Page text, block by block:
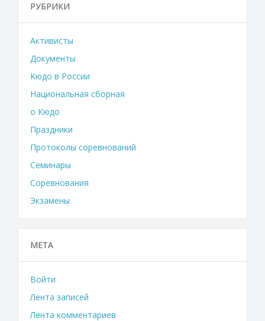
РУБРИКИ
Активисты
Документы
Кюдо в России
Национальная сборная
о Кюдо
Праздники
Протоколы соревнований
Семинары
Соревнования
Экзамены
МЕТА
Войти
Лента записей
Лента комментариев